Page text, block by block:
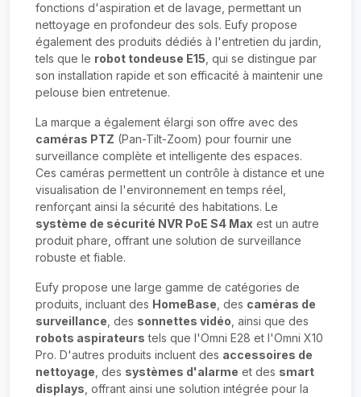
fonctions d'aspiration et de lavage, permettant un
nettoyage en profondeur des sols. Eufy propose
également des produits dédiés à l'entretien du jardin,
tels que le robot tondeuse E15, qui se distingue par
son installation rapide et son efficacité à maintenir une
pelouse bien entretenue.
La marque a également élargi son offre avec des
caméras PTZ (Pan-Tilt-Zoom) pour fournir une
surveillance complète et intelligente des espaces.
Ces caméras permettent un contrôle à distance et une
visualisation de l'environnement en temps réel,
renforçant ainsi la sécurité des habitations. Le
système de sécurité NVR PoE S4 Max est un autre
produit phare, offrant une solution de surveillance
robuste et fiable.
Eufy propose une large gamme de catégories de
produits, incluant des HomeBase, des caméras de
surveillance, des sonnettes vidéo, ainsi que des
robots aspirateurs tels que l'Omni E28 et l'Omni X10
Pro. D'autres produits incluent des accessoires de
nettoyage, des systèmes d'alarme et des smart
displays, offrant ainsi une solution intégrée pour la